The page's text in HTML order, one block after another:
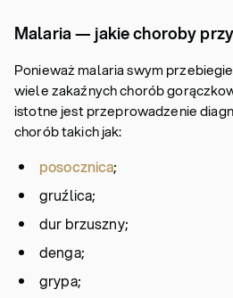
Malaria — jakie choroby
Ponieważ malaria swym
wiele zakaźnych chorób
istotne jest przeprowadzenie
chorób takich jak:
posocznica;
gruźlica;
dur brzuszny;
denga;
grypa;